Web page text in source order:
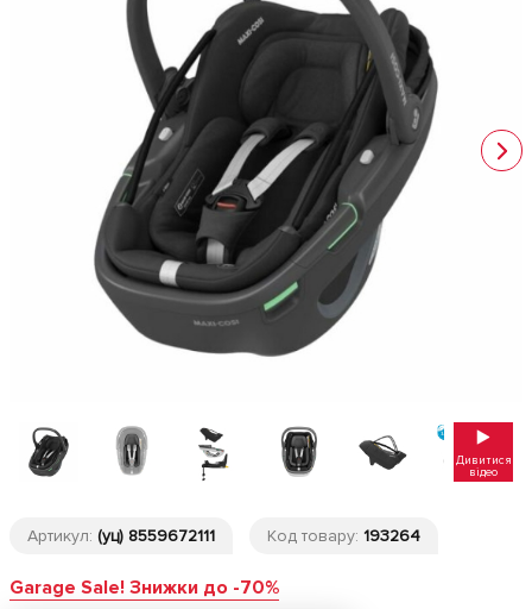
Дивитися
відео
Артикул: (уц) 8559672111 Код товару: 193264
Garage Sale! Знижки до -70%